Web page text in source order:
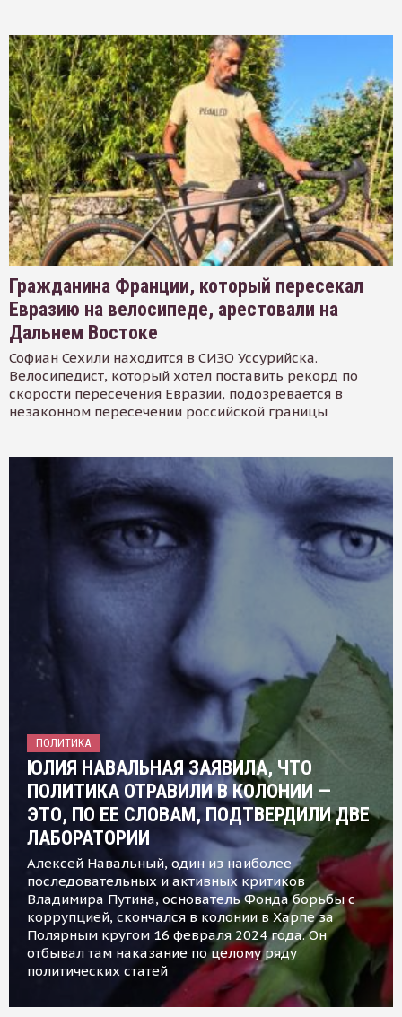
Гражданина Франции, который пересекал
Евразию на велосипеде, арестовали на
Дальнем Востоке
Софиан Сехили находится в СИЗО Уссурийска.
Велосипедист, который хотел поставить рекорд по
скорости пересечения Евразии, подозревается в
незаконном пересечении российской границы
ПОЛИТИКА
ЮЛИЯ НАВАЛЬНАЯ ЗАЯВИЛА, ЧТО
ПОЛИТИКА ОТРАВИЛИ В КОЛОНИИ —
ЭТО, ПО ЕЕ СЛОВАМ, ПОДТВЕРДИЛИ ДВЕ
ЛАБОРАТОРИИ
Алексей Навальный, один из наиболее
последовательных и активных критиков
Владимира Путина, основатель Фонда борьбы с
коррупцией, скончался в колонии в Харпе за
Полярным кругом 16 февраля 2024 года. Он
отбывал там наказание по целому ряду
политических статей